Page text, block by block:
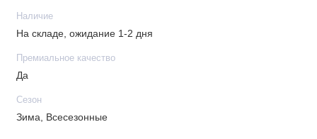
Наличие
На складе, ожидание 1-2 дня
Премиальное качество
Да
Сезон
Зима, Всесезонные